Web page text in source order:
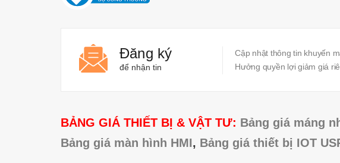
Đăng ký
để nhận tin
Cập nhật thông tin khuyến
Hưởng quyền lợi giảm giá
BẢNG GIÁ THIẾT BỊ & VẬT TƯ: Bảng giá máng
Bảng giá màn hình HMI, Bảng giá thiết bị IOT